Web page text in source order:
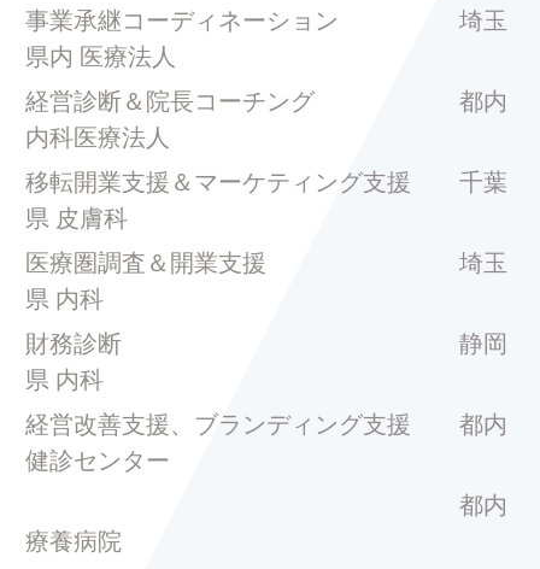
事業承継コーディネーション 埼玉
県内 医療法人
経営診断＆院長コーチング 都内
内科医療法人
移転開業支援＆マーケティング支援 千葉
県 皮膚科
医療圏調査＆開業支援 埼玉
県 内科
財務診断 静岡
県 内科
経営改善支援、ブランディング支援 都内
健診センター
都内
療養病院